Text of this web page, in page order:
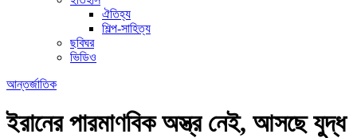
ঐতিহ্য
শিল্প-সাহিত্য
ছবিঘর
ভিডিও
আন্তর্জাতিক
ইরানের পারমাণবিক অস্ত্র নেই, আসছে যুদ্ধ